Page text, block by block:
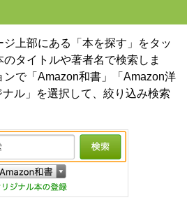
上部にある「本を探す」をタッ
タイトルや著者名で検索しま
で「Amazon和書」「Amazon洋
ル」を選択して、絞り込み検索